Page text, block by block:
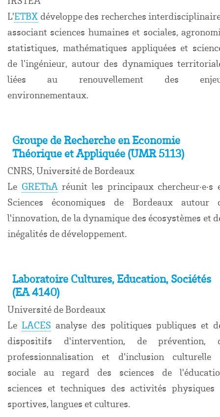
L'ETBX développe des recherches
associant sciences humaines et sociales,
statistiques, mathématiques appliquées et
de l’ingénieur, autour des dynamiques
liées au renouvellement des
environnementaux.
Groupe de Recherche en Economie
Théorique et Appliquée (UMR 5113)
CNRS, Université de Bordeaux
Le GREThA réunit les principaux chercheur·e·s
Sciences économiques de Bordeaux autour
l'innovation, de la dynamique des écosystèmes et
inégalités de développement.
Laboratoire Cultures, Education, Sociétés
(EA 4140)
Université de Bordeaux
Le LACES analyse des politiques publiques et
dispositifs d'intervention, de prévention,
professionnalisation et d'inclusion culturelle
sociale au regard des sciences de
sciences et techniques des activités physiques
sportives, langues et cultures.